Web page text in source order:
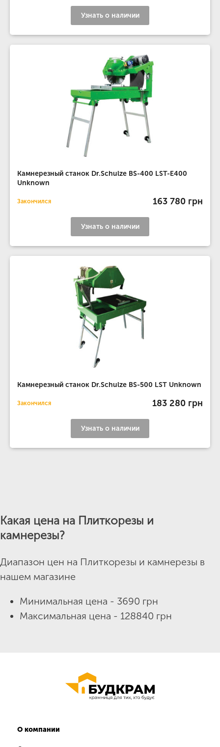
Узнать о наличии
Камнерезный станок Dr.Schulze BS-400 LST-E400
Unknown
Закончился 163 780 грн
Узнать о наличии
Камнерезный станок Dr.Schulze BS-500 LST Unknown
Закончился 183 280 грн
Узнать о наличии
Какая цена на Плиткорезы и
камнерезы?
Диапазон цен на Плиткорезы и камнерезы в
нашем магазине
Минимальная цена - 3690 грн
Максимальная цена - 128840 грн
О компании